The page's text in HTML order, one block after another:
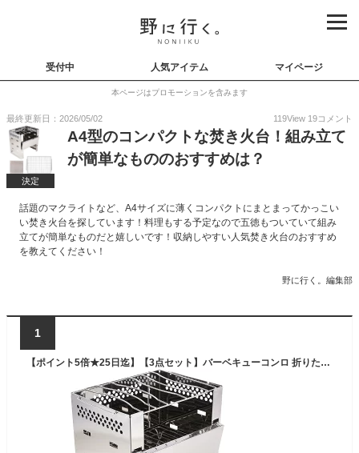
受付中 人気アイテム マイページ
本ページはプロモーションを含みます
最終更新日：2026/05/02 119View 19コメント
決定
A4型のコンパクトな焚き火台！組み立て
が簡単なもののおすすめは？
話題のマクライトなど、A4サイズに薄くコンパクトにまとまってかっこい
い焚き火台を探しています！料理もする予定なので五徳もついていて組み
立てが簡単なものだと嬉しいです！収納しやすい人気焚き火台のおすすめ
を教えてください！
野に行く。編集部
1
【ポイント5倍★25日迄】【3点セット】バーベキューコンロ 折りたたみ A4型 2-4人用 3段調節 コンパクトミニ焚火台 バーベキューグリル コンロ アウトドア キャンプ ソロ 組立簡単 収納 軽量 BBQグリル ソログリル ピクニック 網付き 焚き火シート付き